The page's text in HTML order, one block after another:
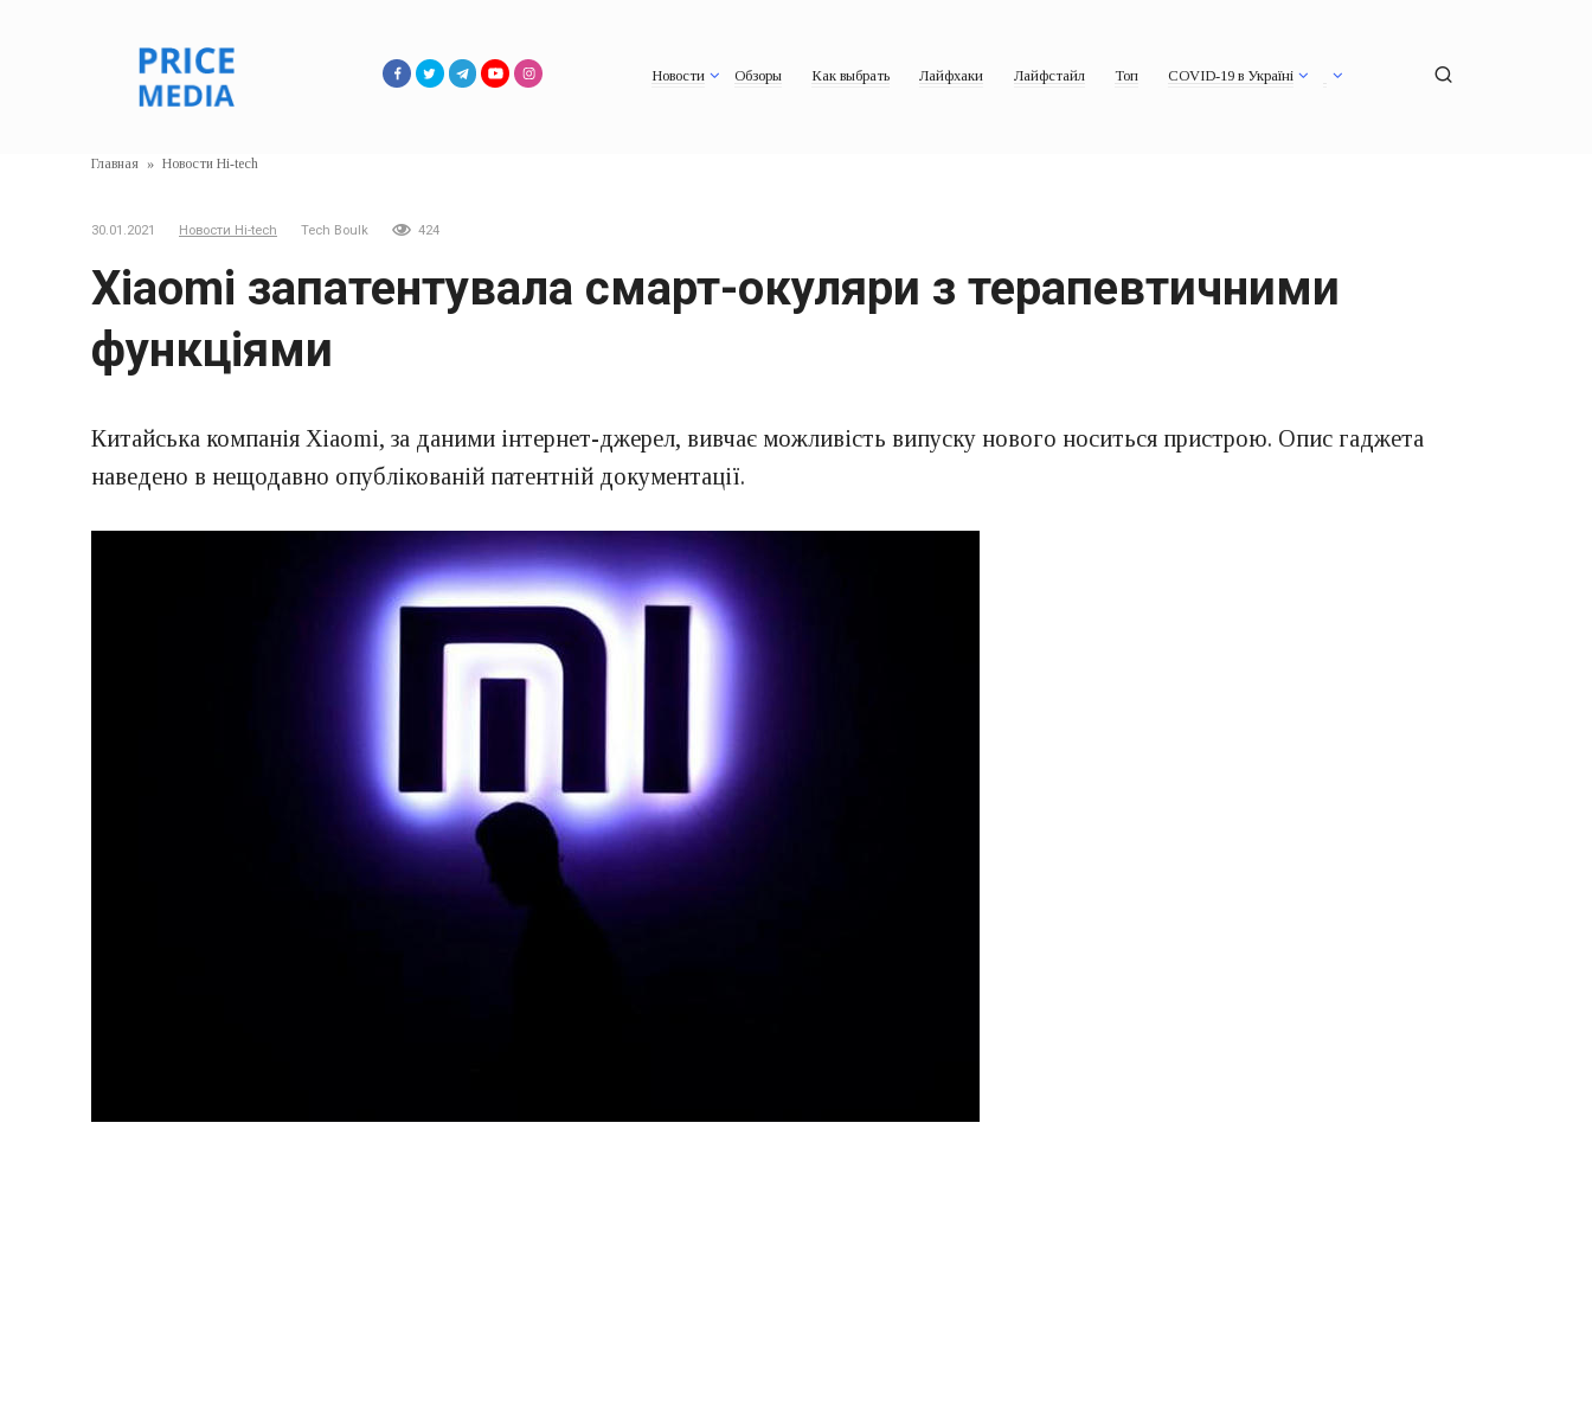
Новости Обзоры Как выбрать Лайфхаки Лайфстайл Топ COVID-19 в Україні
Главная » Новости Hi-tech
30.01.2021 Новости Hi-tech Tech Boulk 424
Xiaomi запатентувала смарт-окуляри з терапевтичними
функціями
Китайська компанія Xiaomi, за даними інтернет-джерел, вивчає можливість випуску нового носиться пристрою. Опис гаджета
наведено в нещодавно опублікованій патентній документації.